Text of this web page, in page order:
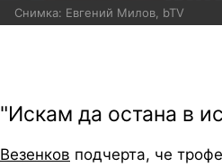
Снимка: Евгений Милов, bTV
"Искам да остана в
Везенков подчерта, че